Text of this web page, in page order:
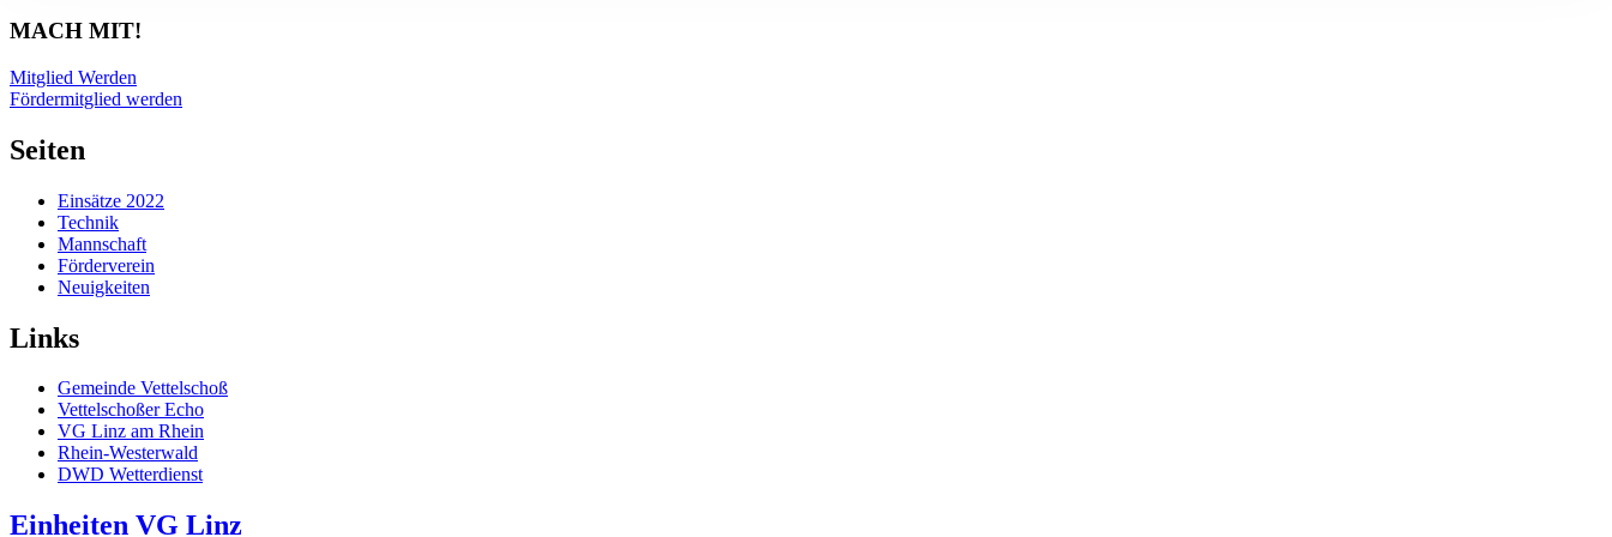
MACH MIT!
Mitglied Werden
Fördermitglied werden
Seiten
Einsätze 2022
Technik
Mannschaft
Förderverein
Neuigkeiten
Links
Gemeinde Vettelschoß
Vettelschoßer Echo
VG Linz am Rhein
Rhein-Westerwald
DWD Wetterdienst
Einheiten VG Linz